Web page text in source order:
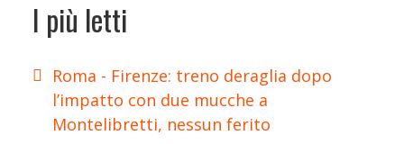
I più letti
Roma - Firenze: treno deraglia dopo
l’impatto con due mucche a
Montelibretti, nessun ferito